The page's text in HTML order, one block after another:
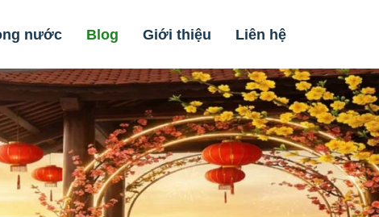
nước Blog Giới thiệu Liên hệ